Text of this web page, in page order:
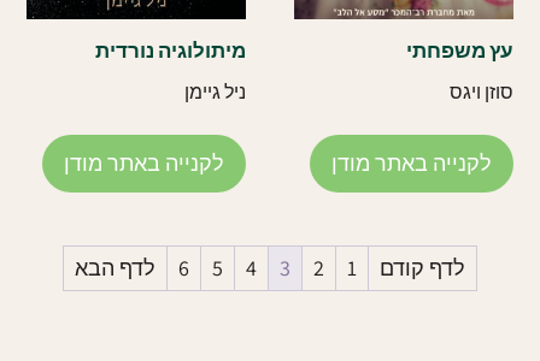
עץ משפחתי
סוזן ויגס
לקנייה באתר מודן
מיתולוגיה נורדית
ניל גיימן
לקנייה באתר מודן
לדף קודם 1
2
3
4
5
6 לדף הבא